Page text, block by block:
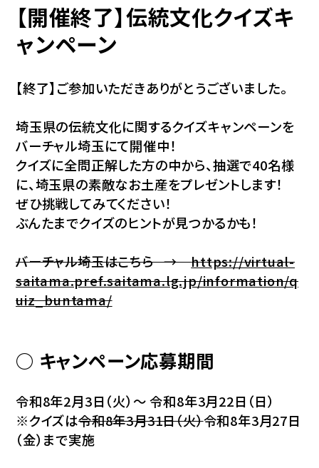
【開催終了】伝統文化クイズキ
ャンペーン
【終了】ご参加いただきありがとうございました。
埼玉県の伝統文化に関するクイズキャンペーンを
バーチャル埼玉にて開催中！
クイズに全問正解した方の中から、抽選で40名様
に、埼玉県の素敵なお土産をプレゼントします！
ぜひ挑戦してみてください！
ぶんたまでクイズのヒントが見つかるかも！
バーチャル埼玉はこちら →https://virtual-
saitama.pref.saitama.lg.jp/information/q
uiz_buntama/
○ キャンペーン応募期間
令和8年2月3日（火）～ 令和8年3月22日（日）
※クイズは令和8年3月31日（火）令和8年3月27日
（金）まで実施